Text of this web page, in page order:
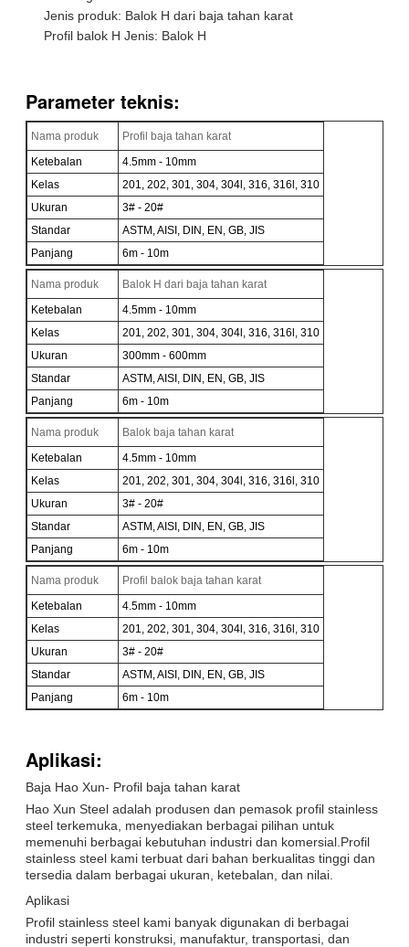
Jenis produk: Balok H dari baja tahan karat
Profil balok H Jenis: Balok H
Parameter teknis:
Nama produk
Profil baja tahan karat
Ketebalan
4.5mm - 10mm
Kelas
201, 202, 301, 304, 304l, 316, 316l, 310
Ukuran
3# - 20#
Standar
ASTM, AISI, DIN, EN, GB, JIS
Panjang
6m - 10m
Nama produk
Balok H dari baja tahan karat
Ketebalan
4.5mm - 10mm
Kelas
201, 202, 301, 304, 304l, 316, 316l, 310
Ukuran
300mm - 600mm
Standar
ASTM, AISI, DIN, EN, GB, JIS
Panjang
6m - 10m
Nama produk
Balok baja tahan karat
Ketebalan
4.5mm - 10mm
Kelas
201, 202, 301, 304, 304l, 316, 316l, 310
Ukuran
3# - 20#
Standar
ASTM, AISI, DIN, EN, GB, JIS
Panjang
6m - 10m
Nama produk
Profil balok baja tahan karat
Ketebalan
4.5mm - 10mm
Kelas
201, 202, 301, 304, 304l, 316, 316l, 310
Ukuran
3# - 20#
Standar
ASTM, AISI, DIN, EN, GB, JIS
Panjang
6m - 10m
Aplikasi:
Baja Hao Xun- Profil baja tahan karat
Hao Xun Steel adalah produsen dan pemasok profil stainless
steel terkemuka, menyediakan berbagai pilihan untuk
memenuhi berbagai kebutuhan industri dan komersial.Profil
stainless steel kami terbuat dari bahan berkualitas tinggi dan
tersedia dalam berbagai ukuran, ketebalan, dan nilai.
Aplikasi
Profil stainless steel kami banyak digunakan di berbagai
industri seperti konstruksi, manufaktur, transportasi, dan